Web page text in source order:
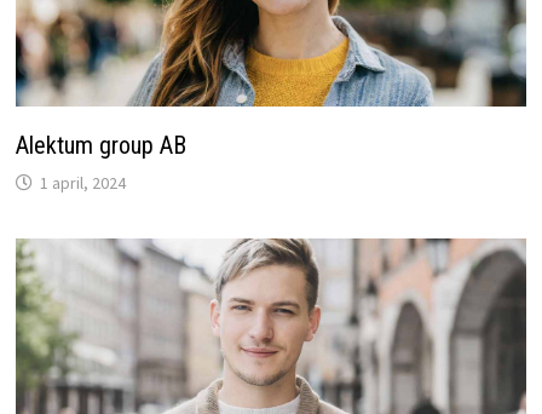
Alektum group AB
1 april, 2024